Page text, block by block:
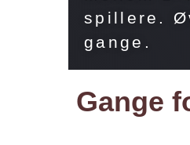
spillere.
gange.
Gange